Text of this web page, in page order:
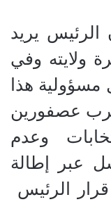
الرئيس يريد
ولايته وفي
مسؤولية هذا
عصفورين
وعدم
عبر إطالة
الرئيس